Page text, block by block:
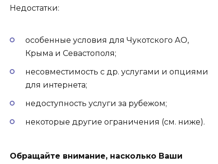
Недостатки:
особенные условия для Чукотского АО,
Крыма и Севастополя;
несовместимость с др. услугами и опциями
для интернета;
недоступность услуги за рубежом;
некоторые другие ограничения (см. ниже).
Обращайте внимание, насколько Ваши